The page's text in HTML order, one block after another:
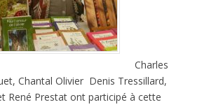
Charles
Chantal Olivier Denis Tressillard,
René Prestat ont participé à cette